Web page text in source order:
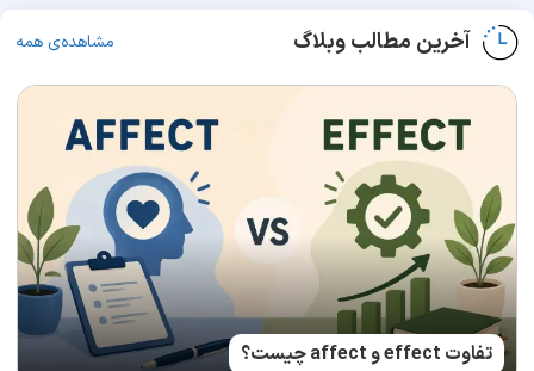
آخرین مطالب وبلاگ مشاهده‌ی همه
تفاوت effect و affect چیست؟